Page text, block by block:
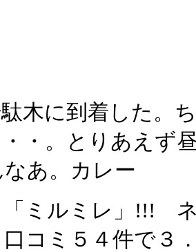
木に到着した。
・。とりあえず
あ。カレー
「ミルミレ」!!!
コミ５４件で３